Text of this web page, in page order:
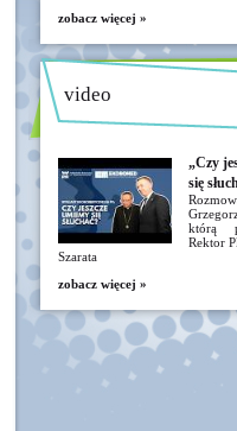
zobacz więcej »
video
„Czy
się
którą
Rektor
Szarata
zobacz więcej »